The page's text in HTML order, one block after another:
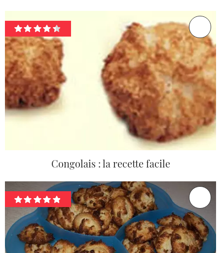
Congolais : la recette facile